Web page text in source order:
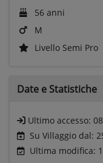
56 anni
M
Livello Semi Pro
Date e Statistiche
Ultimo accesso:
Su Villaggio dal:
Ultima modifica: